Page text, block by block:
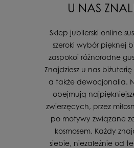
U NAS
Sklep jubilerski online
szeroki wybór pięknej
zaspokoi różnorodne
Znajdziesz u nas biżuterię
a także dewocjonalia.
obejmują
zwierzęcych, przez
po motywy związane
kosmosem. Każdy
siebie, niezależnie od